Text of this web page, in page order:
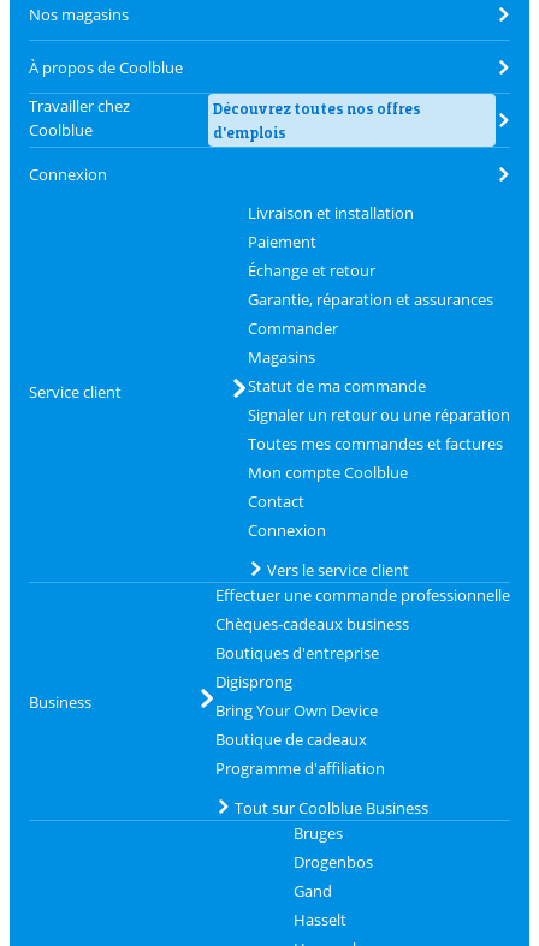
Nos magasins
À propos de Coolblue
Travailler chez
Coolblue
Découvrez toutes nos offres
d'emplois
Connexion
Service client
Livraison et installation
Paiement
Échange et retour
Garantie, réparation et assurances
Commander
Magasins
Statut de ma commande
Signaler un retour ou une réparation
Toutes mes commandes et factures
Mon compte Coolblue
Contact
Connexion
Vers le service client
Business
Effectuer une commande professionnelle
Chèques-cadeaux business
Boutiques d'entreprise
Digisprong
Bring Your Own Device
Boutique de cadeaux
Programme d'affiliation
Tout sur Coolblue Business
Bruges
Drogenbos
Gand
Hasselt